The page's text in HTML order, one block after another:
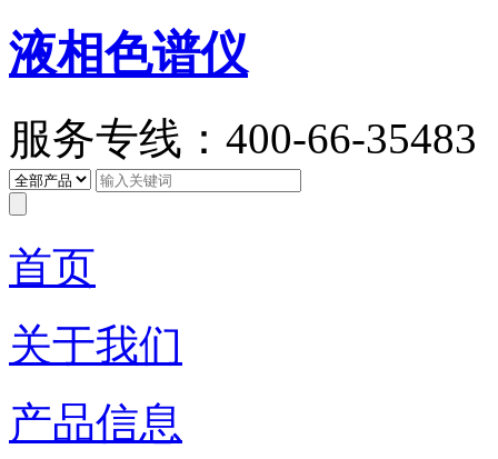
液相色谱仪
服务专线：400-66-35483
首页
关于我们
产品信息